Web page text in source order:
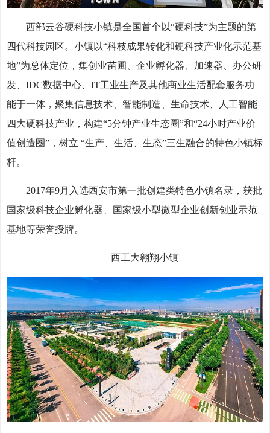
西部云谷硬科技小镇是全国首个以“硬科技”为主题的第
四代科技园区。小镇以“科枝成果转化和硬科技产业化示范基
地”为总体定位，集创业苗圃、企业孵化器、加速器、办公研
发、IDC数据中心、IT工业生产及其他商业生活配套服务功
能于一体，聚集信息技术、智能制造、生命技术、人工智能
四大硬科技产业，构建“5分钟产业生态圈”和“24小时产业价
值创造圈”，树立 “生产、生活、生态”三生融合的特色小镇标
杆。
2017年9月入选西安市第一批创建类特色小镇名录，获批
国家级科技企业孵化器、国家级小型微型企业创新创业示范
基地等荣誉授牌。
西工大翱翔小镇